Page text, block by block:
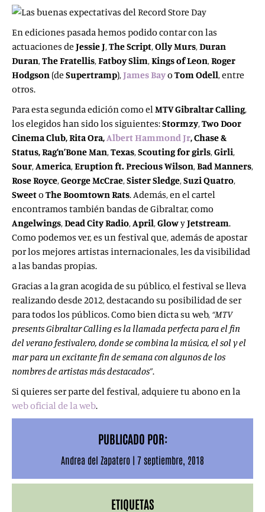
En ediciones pasada hemos podido contar con las
actuaciones de Jessie J,The Script,Olly Murs,Duran
Duran,The Fratellis,Fatboy Slim,Kings of Leon,Roger
Hodgson (de Supertramp),James Bayo Tom Odell, entre
otros.
Para esta segunda edición como elMTV Gibraltar Calling,
los elegidos han sido los siguientes:Stormzy,Two Door
Cinema Club, Rita Ora,Albert Hammond Jr, Chase &
Status, Rag’n’Bone Man,Texas,Scouting for girls,Girli,
Sour,America,Eruption ft. Precious Wilson,Bad Manners,
Rose Royce,George McCrae,Sister Sledge,Suzi Quatro,
Sweeto The Boomtown Rats. Además, en el cartel
encontramos también bandas de Gibraltar, como
Angelwings,Dead City Radio,April,GlowyJetstream.
Como podemos ver, es un festival que, además de apostar
por los mejores artistas internacionales, les da visibilidad
a las bandas propias.
Gracias a la gran acogida de su público, el festival se lleva
realizando desde 2012, destacando su posibilidad de ser
para todos los públicos. Como bien dicta su web, “MTV
presents Gibraltar Calling es la llamada perfecta para el fin
del verano festivalero, donde se combina la música, el sol y el
mar para un excitante fin de semana con algunos de los
nombres de artistas más destacados”.
Si quieres ser parte del festival, adquiere tu abono en la
web oficial de la web.
PUBLICADO POR:
Andrea del Zapatero | 7 septiembre, 2018
ETIQUETAS